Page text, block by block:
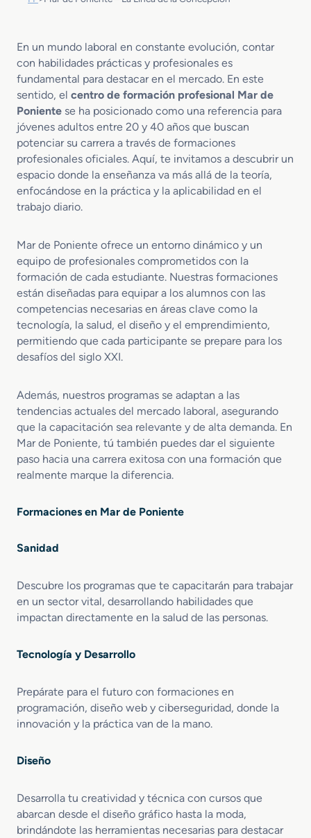
En un mundo laboral en constante evolución, contar
con habilidades prácticas y profesionales es
fundamental para destacar en el mercado. En este
sentido, el centro de formación profesional Mar de
Poniente se ha posicionado como una referencia para
jóvenes adultos entre 20 y 40 años que buscan
potenciar su carrera a través de formaciones
profesionales oficiales. Aquí, te invitamos a descubrir un
espacio donde la enseñanza va más allá de la teoría,
enfocándose en la práctica y la aplicabilidad en el
trabajo diario.
Mar de Poniente ofrece un entorno dinámico y un
equipo de profesionales comprometidos con la
formación de cada estudiante. Nuestras formaciones
están diseñadas para equipar a los alumnos con las
competencias necesarias en áreas clave como la
tecnología, la salud, el diseño y el emprendimiento,
permitiendo que cada participante se prepare para los
desafíos del siglo XXI.
Además, nuestros programas se adaptan a las
tendencias actuales del mercado laboral, asegurando
que la capacitación sea relevante y de alta demanda. En
Mar de Poniente, tú también puedes dar el siguiente
paso hacia una carrera exitosa con una formación que
realmente marque la diferencia.
Formaciones en Mar de Poniente
Sanidad
Descubre los programas que te capacitarán para trabajar
en un sector vital, desarrollando habilidades que
impactan directamente en la salud de las personas.
Tecnología y Desarrollo
Prepárate para el futuro con formaciones en
programación, diseño web y ciberseguridad, donde la
innovación y la práctica van de la mano.
Diseño
Desarrolla tu creatividad y técnica con cursos que
abarcan desde el diseño gráfico hasta la moda,
brindándote las herramientas necesarias para destacar